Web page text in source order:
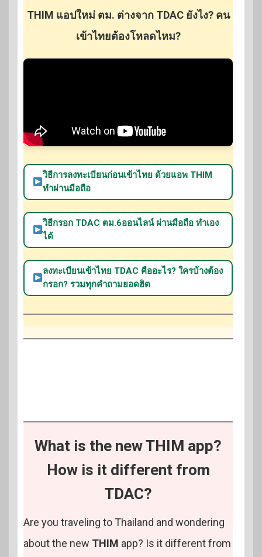
THIM แอปใหม่ ตม. ต่างจาก TDAC ยังไง? คน
เข้าไทยต้องโหลดไหม?
วิธีการลงทะเบียนก่อนเข้าไทย ด้วยแอพ THIM
ทำผ่านมือถือ
วิธีกรอก TDAC ตม.6ออนไลน์ ผ่านมือถือ ทำเอง
ได้
ลงทะเบียนเข้าไทย TDAC คืออะไร? ใครบ้างต้อง
กรอก? รวมทุกคำถามยอดฮิต
What is the new THIM app?
How is it different from
TDAC?
Are you traveling to Thailand and wondering
about the new THIM app? Is it different from